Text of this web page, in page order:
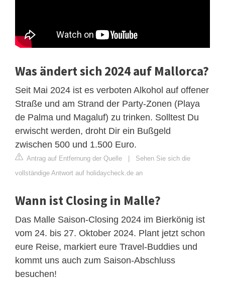
Was ändert sich 2024 auf Mallorca?
Seit Mai 2024 ist es verboten Alkohol auf offener
Straße und am Strand der Party-Zonen (Playa
de Palma und Magaluf) zu trinken. Solltest Du
erwischt werden, droht Dir ein Bußgeld
zwischen 500 und 1.500 Euro.
Antrag auf Entfernung der Quelle | Sehen Sie sich die
vollständige Antwort auf holidaycheck.de an
Wann ist Closing in Malle?
Das Malle Saison-Closing 2024 im Bierkönig ist
vom 24. bis 27. Oktober 2024. Plant jetzt schon
eure Reise, markiert eure Travel-Buddies und
kommt uns auch zum Saison-Abschluss
besuchen!